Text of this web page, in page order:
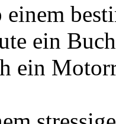
einem
ein
ein